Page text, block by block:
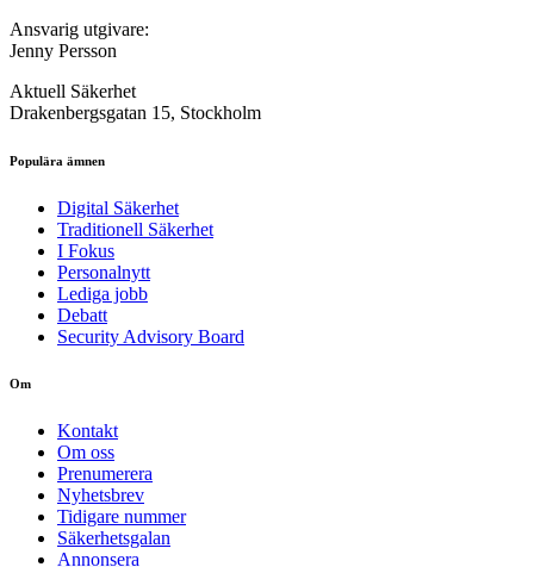
Ansvarig utgivare:
Jenny Persson
Aktuell Säkerhet
Drakenbergsgatan 15, Stockholm
Populära ämnen
Digital Säkerhet
Traditionell Säkerhet
I Fokus
Personalnytt
Lediga jobb
Debatt
Security Advisory Board
Om
Kontakt
Om oss
Prenumerera
Nyhetsbrev
Tidigare nummer
Säkerhetsgalan
Annonsera